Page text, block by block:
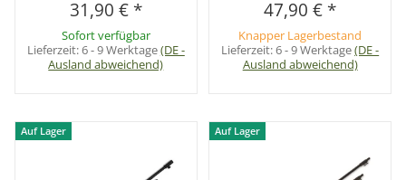
31,90 € *
Sofort verfügbar
Lieferzeit:6 - 9 Werktage(DE -
Ausland abweichend)
47,90 € *
Knapper Lagerbestand
Lieferzeit:6 - 9 Werktage(DE -
Ausland abweichend)
Auf Lager Auf Lager